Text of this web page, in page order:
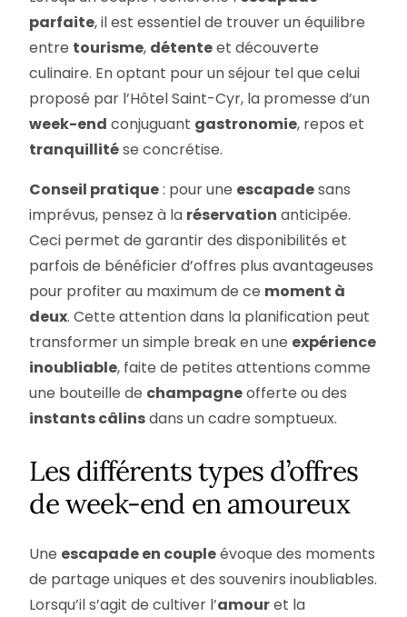
parfaite, il est essentiel de trouver un équilibre
entre tourisme, détenteet découverte
culinaire. En optant pour un séjour tel que celui
proposé par l’Hôtel Saint-Cyr, la promesse d’un
week-end conjuguant gastronomie, repos et
tranquillitése concrétise.
Conseil pratique: pour une escapadesans
imprévus, pensez à la réservation anticipée.
Ceci permet de garantir des disponibilités et
parfois de bénéficier d’offres plus avantageuses
pour profiter au maximum de ce moment à
deux. Cette attention dans la planification peut
transformer un simple break en une expérience
inoubliable, faite de petites attentions comme
une bouteille de champagneofferte ou des
instants câlinsdans un cadre somptueux.
Les différents types d’offres
de week-end en amoureux
Une escapade en coupleévoque des moments
de partage uniques et des souvenirs inoubliables.
Lorsqu’il s’agit de cultiver l’amouret la